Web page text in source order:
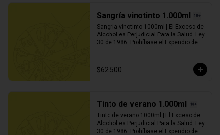
Sangría vinotinto 1.000ml
Sangria vinotinto 1000ml | El Exceso de
Alcohol es Perjudicial Para la Salud. Ley
30 de 1986. Prohíbase el Expendio de
de 1994
$62.500
Tinto de verano 1.000ml
Tinto de verano 1000ml | El Exceso de
Alcohol es Perjudicial Para la Salud. Ley
30 de 1986. Prohíbase el Expendio de